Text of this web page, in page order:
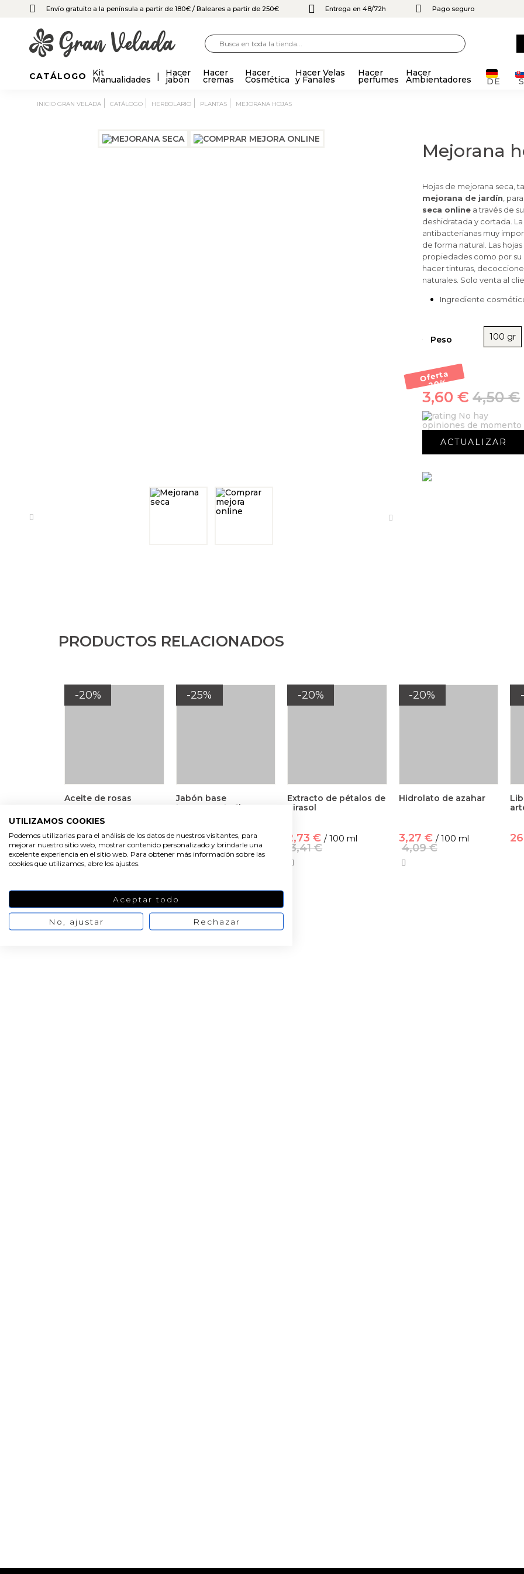
Envío gratuito a la península a partir de 180€ / Baleares a partir de 250€ Entrega en 48/72h Pago seguro
CATÁLOGO Kit
Manualidades
Hacer
jabón
Hacer
cremas
Hacer
Cosmética
Hacer Velas
y Fanales
Hacer
perfumes
Hacer
Ambientadores DE
INICIO GRAN VELADA CATÁLOGO HERBOLARIO PLANTAS MEJORANA HOJAS
Mejorana
Hojas de mejorana seca,
mejorana de jardín ,
seca online a través de
deshidratada y cortada.
antibacterianas muy
de forma natural. Las
propiedades como por su
hacer tinturas,
naturales. Solo venta al
Ingrediente
Peso 100 gr
Oferta
-20
%
4,50 €
3,60 €
No hay
opiniones de momento
PRODUCTOS RELACIONADOS
-20%
Aceite de rosas
3,09 € / 100 ml
3,86 €
-25%
Jabón base
transparente 1kg
7,00 € 9,34 €
-20%
Extracto de pétalos de
girasol
2,73 € / 100 ml
3,41 €
-20%
Hidrolato de azahar
3,27 € / 100 ml
4,09 €
UTILIZAMOS COOKIES
Podemos utilizarlas para el análisis de los datos de nuestros visitantes, para
mejorar nuestro sitio web, mostrar contenido personalizado y brindarle una
excelente experiencia en el sitio web. Para obtener más información sobre las
cookies que utilizamos, abre los ajustes.
Aceptar todo
No, ajustar Rechazar